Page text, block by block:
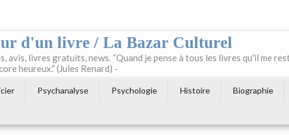
d'un livre / La Bazar Culturel
avis, livres gratuits, news. “Quand je pense à tous les livres qu'il me
heureux.” (Jules Renard) -
Psychanalyse Psychologie Histoire Biographie